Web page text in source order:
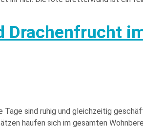
Drachenfrucht
sind ruhig und gleichzeitig
häufen sich im gesamten